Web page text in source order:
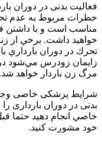
فعالیت بدنی در دوران
خطرات مربوط به عدم
مناسب است و با داشتن
خواهيد داشت. برخي از
تحرك در دوران
زایمان زودرس مي‌شود
مرگ زن باردار خواهد شد.
شرایط پزشکی خاصی
بدنی در دوران بارداری
خاصي انجام ‌دهيد حتما
خود مشورت كنيد.